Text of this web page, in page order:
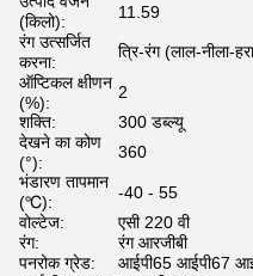
(किलो):
11.59
रंग उत्सर्जित
करना:
त्रि-रंग (लाल-नीला-
ऑप्टिकल क्षीणन
(%):
2
शक्ति:
300 डब्ल्यू
देखने का कोण
(°):
360
भंडारण तापमान
(℃):
-40 - 55
वोल्टेज:
एसी 220 वी
रंग:
रंग आरजीबी
पनरोक ग्रेड:
आईपी65 आईपी67